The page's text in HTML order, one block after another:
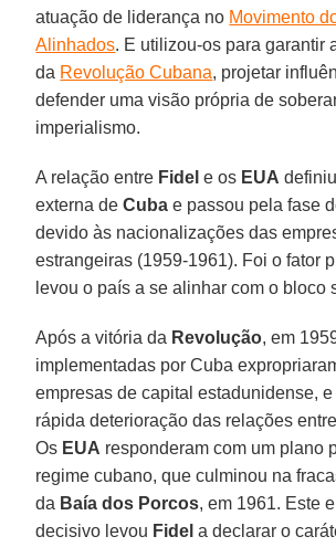
atuação de liderança no Movimento
Alinhados. E utilizou-os para garantir
da Revolução Cubana, projetar
defender uma visão própria de
imperialismo.
A relação entre Fidel e os EUA
externa deCuba e passou pela fase
devido às nacionalizações das
estrangeiras (1959-1961). Foi o fator
levou o país a se alinhar com o bloco
Após a vitória da Revolução, em
implementadas por Cuba
empresas de capital estadunidense,
rápida deterioração das relações
Os EUA responderam com um plano
regime cubano, que culminou na
da Baía dos Porcos, em 1961. Este
decisivo levou Fidel a declarar o